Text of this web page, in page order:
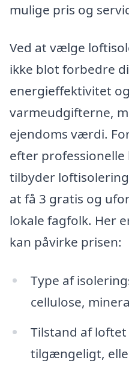
mulige pris og
Ved at vælge
ikke blot forbedre
energieffektivitet
varmeudgifterne,
ejendoms værdi.
efter
tilbyder
at få 3 gratis og
lokale fagfolk. Her
kan påvirke prisen:
Type af
cellulose,
Tilstand af
tilgængeligt,